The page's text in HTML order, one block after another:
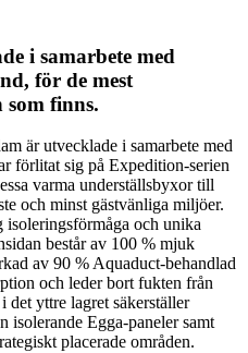
i samarbete med
för de mest
finns.
är utvecklade i samarbete med
förlitat sig på Expedition-serien
varma underställsbyxor till
och minst gästvänliga miljöer.
isoleringsförmåga och unika
består av 100 % mjuk
av 90 % Aquaduct-behandlad
och leder bort fukten från
yttre lagret säkerställer
isolerande Egga-paneler samt
placerade områden.